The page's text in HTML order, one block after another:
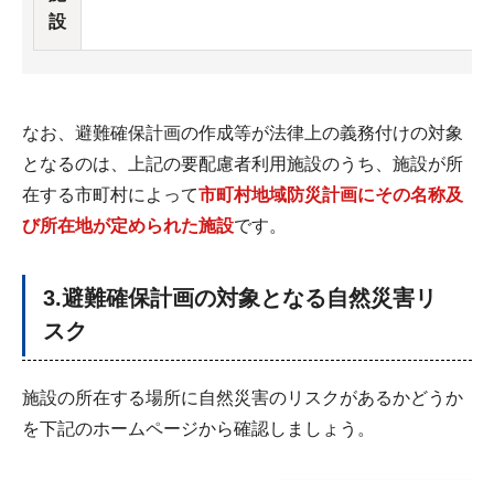
設
なお、避難確保計画の作成等が法律上の義務付けの対象
となるのは、上記の要配慮者利用施設のうち、施設が所
在する市町村によって市町村地域防災計画にその名称及
び所在地が定められた施設です。
3.避難確保計画の対象となる自然災害リ
スク
施設の所在する場所に自然災害のリスクがあるかどうか
を下記のホームページから確認しましょう。